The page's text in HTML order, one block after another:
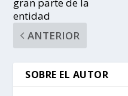
entidad
ANTERIOR
SOBRE EL AUTOR